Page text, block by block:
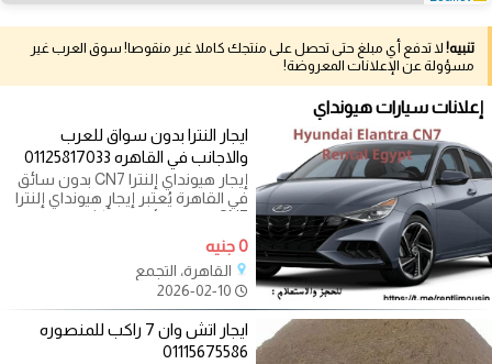
تنبيه! لا تدفع أي مبلغ حتى تحصل على منتجك كاملا غير منقوصا! سوق العرب غير
مسؤولة عن الإعلانات المعروضة!
إعلانات سيارات هيونداي
ايجار النترا بدون سواق للعرب
والاجانب في القاهره 01125817033
إيجار هيونداي إلنترا CN7 بدون سائق
في القاهرة يُعتبر إيجار هيونداي إلنترا
CN7 بدون سائق من أكثر
0 جنيه
القاهرة، التجمع
ايجار اتش وان 7 راكب للمنصوره
01115675586